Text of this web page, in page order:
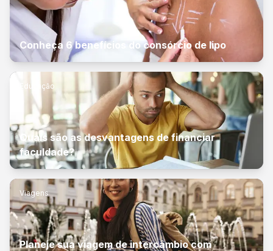
Conheça 6 benefícios do consórcio de lipo
Educação
Quais são as desvantagens de financiar
faculdade?
Viagens
Planeje sua viagem de intercâmbio com